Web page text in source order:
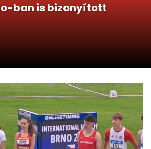
ban is bizonyított